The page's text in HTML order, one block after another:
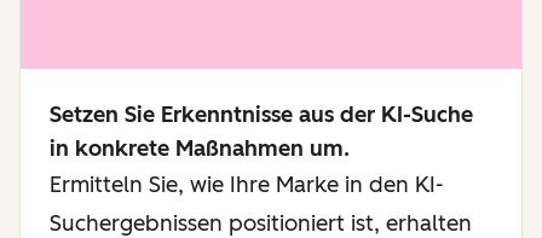
Setzen Sie Erkenntnisse aus der KI-Suche
in konkrete Maßnahmen um.
Ermitteln Sie, wie Ihre Marke in den KI-
Suchergebnissen positioniert ist, erhalten